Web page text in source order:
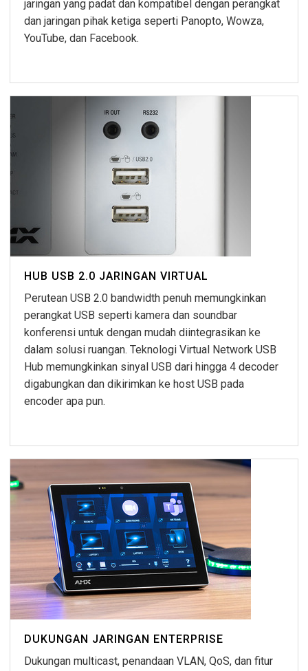
jaringan yang padat dan kompatibel dengan perangkat
dan jaringan pihak ketiga seperti Panopto, Wowza,
YouTube, dan Facebook.
HUB USB 2.0 JARINGAN VIRTUAL
Perutean USB 2.0 bandwidth penuh memungkinkan
perangkat USB seperti kamera dan soundbar
konferensi untuk dengan mudah diintegrasikan ke
dalam solusi ruangan. Teknologi Virtual Network USB
Hub memungkinkan sinyal USB dari hingga 4 decoder
digabungkan dan dikirimkan ke host USB pada
encoder apa pun.
DUKUNGAN JARINGAN ENTERPRISE
Dukungan multicast, penandaan VLAN, QoS, dan fitur